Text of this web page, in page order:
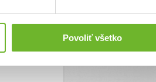
Povoliť všetko